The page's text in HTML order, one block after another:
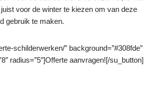
voor de winter te kiezen om van deze
gebruik te maken.
schilderwerken/” background=”#308fde”
radius=”5″]Offerte aanvragen![/su_button]